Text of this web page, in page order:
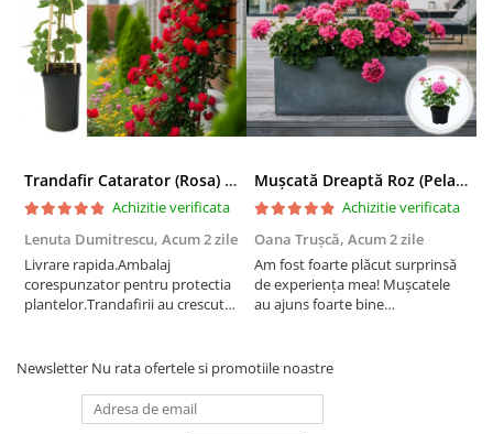
Trandafir Catarator (Rosa) Red Climber - 75cm
Achizitie verificata
Lenuta Dumitrescu, Acum 2 zile
Livrare rapida.Ambalaj
corespunzator pentru protectia
plantelor.Trandafirii au crescut
Mușcată Dreaptă Roz (Pelargonium Zonale)
Achizitie verificata
Oana Trușcă, Acum 2 zile
Am fost foarte plăcut surprinsă
de experiența mea! Mușcatele
au ajuns foarte bine
transportului. Se vede că au fost
Newsletter Nu rata ofertele si promotiile noastre